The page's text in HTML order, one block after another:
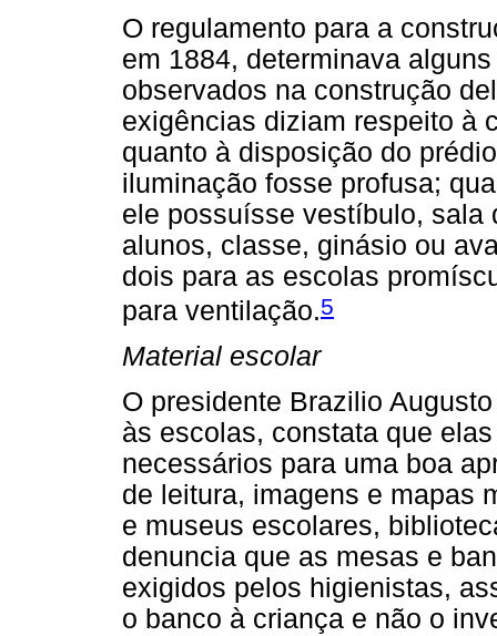
O regulamento para a
em 1884, determinava
observados na construção
exigências diziam respeito à
quanto à disposição do
iluminação fosse profusa;
ele possuísse vestíbulo, sala
alunos, classe, ginásio ou
dois para as escolas
para ventilação.5
Material escolar
O presidente Brazilio
às escolas, constata que
necessários para uma boa
de leitura, imagens e mapas
e museus escolares,
denuncia que as mesas e
exigidos pelos higienistas,
o banco à criança e não o